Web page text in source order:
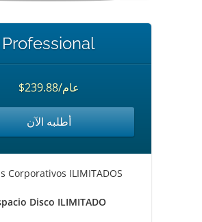
Professional
$239.88/عام
أطلبه الآن
Corporativos ILIMITADOS
Disco ILIMITADO